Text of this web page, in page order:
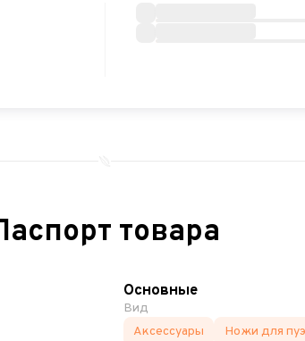
товара
Основные
Вид
Аксессуары
Ножи для